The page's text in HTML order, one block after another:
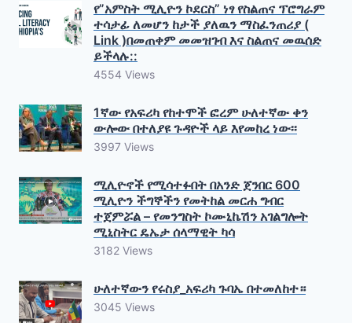
የ”አምስት ሚሊዮን ኮደርስ” ነፃ የስልጠና ፕሮግራም
ተሳታፊ ለመሆን ከታች ያለዉን ማስፈንጠሪያ (
Link )በመጠቀም መመዝገብ እና ስልጠና መዉሰድ
ይችላሉ::
4554 Views
1ኛው የአፍሪካ የከተሞች ፎረም ሁለተኛው ቀን
ውሎው በተለያዩ ጉዳዮች ላይ እየመከረ ነው፡፡
3997 Views
ሚሊዮኖች የሚሳተፉበት በአንድ ጀንበር 600
ሚሊዮን ችግኞችን የመትከል መርሐ ግብር
ተጀምሯል – የመንግስት ኮሙኒኬሽን አገልግሎት
ሚኒስትር ዴኤታ ሰላማዊት ካሳ
3182 Views
ሁለተኛውን የሩስያ_አፍሪካ ጉባኤ በተመለከተ።
3045 Views